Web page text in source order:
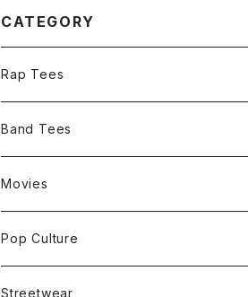
CATEGORY
Rap Tees
Band Tees
Movies
Pop Culture
Streetwear